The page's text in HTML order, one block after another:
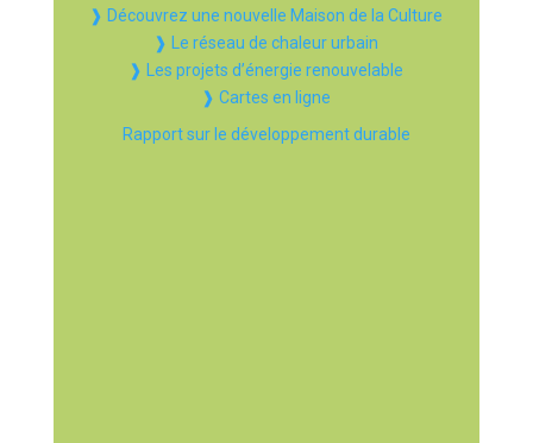
❱ Découvrez une nouvelle Maison de la Culture
❱ Le réseau de chaleur urbain
❱ Les projets d’énergie renouvelable
❱ Cartes en ligne
Rapport sur le développement durable